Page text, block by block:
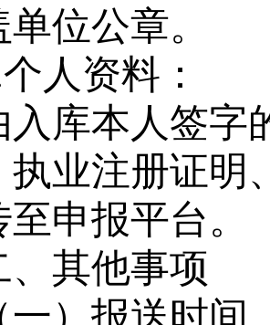
位公章。
人资料：
入库本人签字
执业注册证明
至申报平台。
、其他事项
一）报送时间